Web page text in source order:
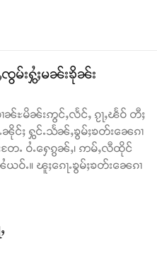
ၸွမ်းႁွႆႈမၼ်းၶိုၼ်း
ၼ်ႊမိၼ်းဢွင်ႇလႅင်ႇ ၵႂႃႇၽႅဝ် တီႈ
င်ႈ ႁွင်ႉသႅၼ်ႇၶွမ်ႈၶတ်း​​ၼေၵၢ
ႉ ဝႆႉ​​ႁေၵွၼ်ႇ၊ ဢမ်ႇလီထိုင်
ႉ။ ၽူႈ​​ၵေႃႉၶွမ်ႈၶတ်း​​ၼေၵၢ